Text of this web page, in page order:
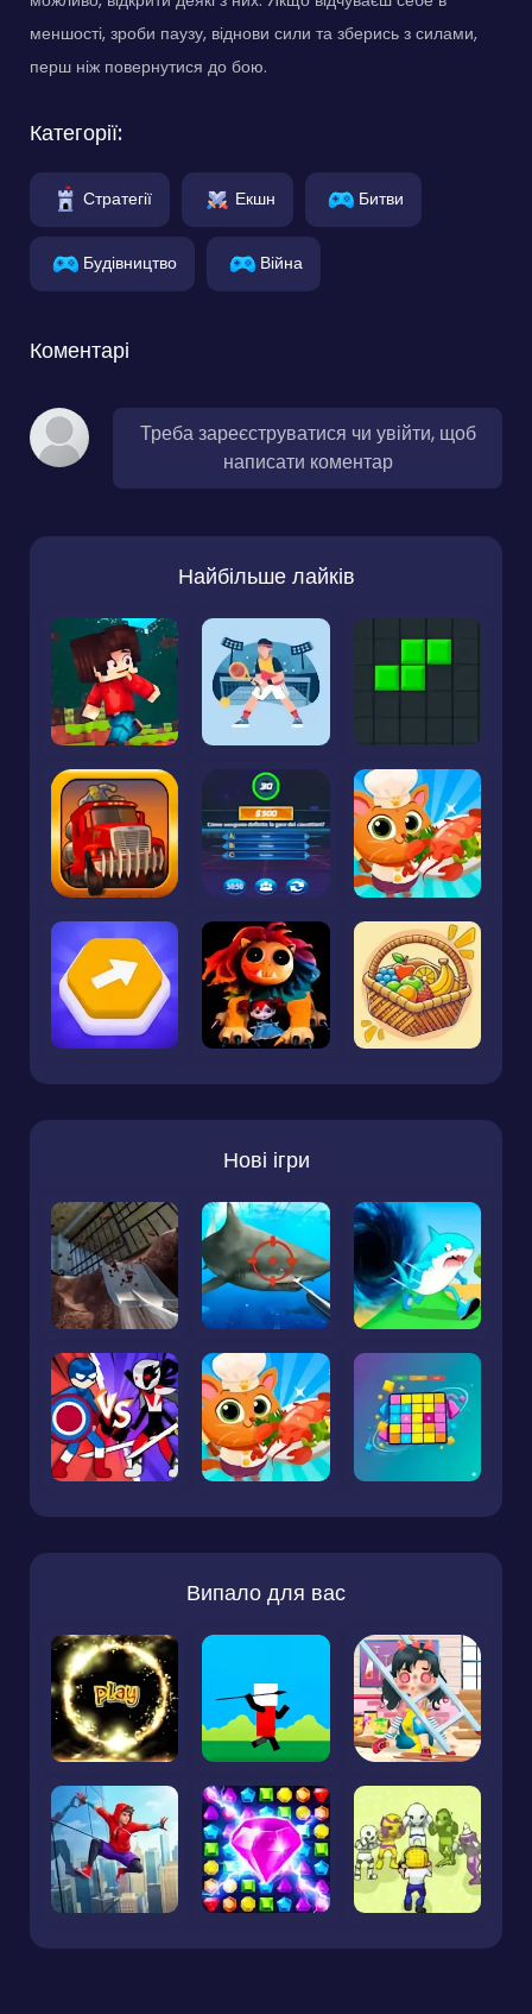
меншості, зроби паузу, віднови сили та зберись з силами,
перш ніж повернутися до бою.
Категорії:
Стратегії Екшн Битви
Будівництво Війна
Коментарі
Треба зареєструватися чи увійти, щоб
написати коментар
Найбільше лайків
Нові ігри
Випало для вас